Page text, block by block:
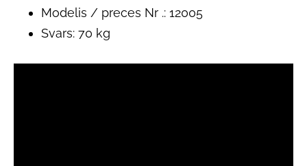
Modelis / preces Nr .: 12005
Svars: 70 kg